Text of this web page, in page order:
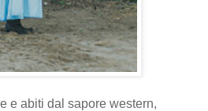
e abiti dal sapore western,